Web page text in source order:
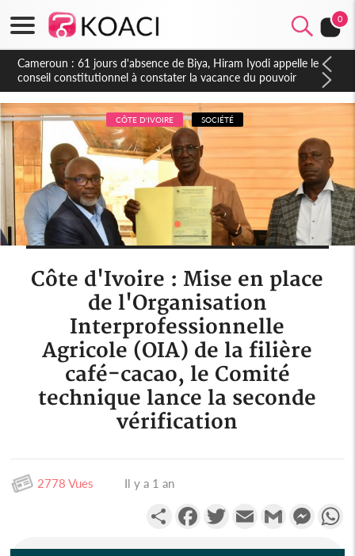
0
Côte d'Ivoire : Fin de la pagaille au PDCI-RDA, Lessiehi bannit
les mouvements sauvages
CÔTE D'IVOIRE SOCIÉTÉ
Côte d'Ivoire : Mise en place
de l'Organisation
Interprofessionnelle
Agricole (OIA) de la filière
café-cacao, le Comité
technique lance la seconde
vérification
2778 Vues Il y a 1 an
PartagerFacebookTwitterEmail Gmail